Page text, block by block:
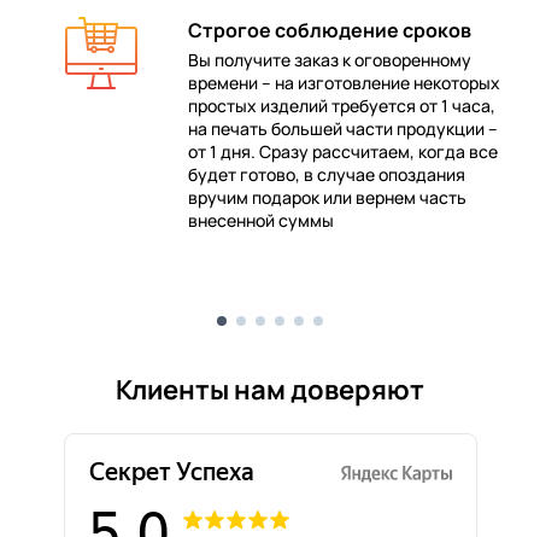
Строгое соблюдение сроков
Вы получите заказ к оговоренному
времени – на изготовление некоторых
простых изделий требуется от 1 часа,
на печать большей части продукции –
от 1 дня. Сразу рассчитаем, когда все
будет готово, в случае опоздания
вручим подарок или вернем часть
внесенной суммы
Клиенты нам доверяют